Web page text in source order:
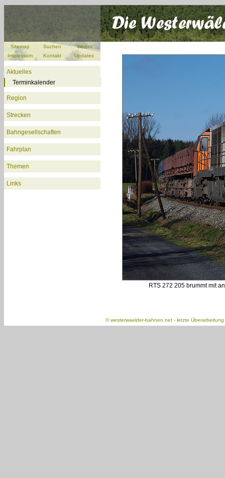
Sitemap Suchen
Wetter
Impressum
Kontakt Updates
Aktuelles
Terminkalender
Region
Strecken
Bahngesellschaften
Fahrplan
Themen
Links
RTS 272 205 brummt mit
©westerwaelder-bahnen.net - letzte